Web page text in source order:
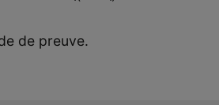
de preuve.